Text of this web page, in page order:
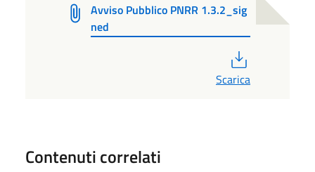
Avviso Pubblico PNRR 1.3.2_sig
ned
Scarica
Contenuti correlati